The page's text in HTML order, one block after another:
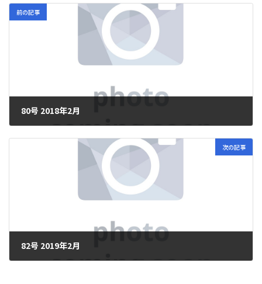
前の記事
80号 2018年2月
2024年7月22日
次の記事
82号 2019年2月
2024年7月23日